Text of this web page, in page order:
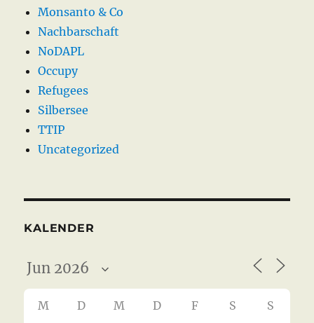
Monsanto & Co
Nachbarschaft
NoDAPL
Occupy
Refugees
Silbersee
TTIP
Uncategorized
KALENDER
M D M D F S S